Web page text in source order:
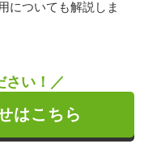
についても解説しま
さい！／
はこちら